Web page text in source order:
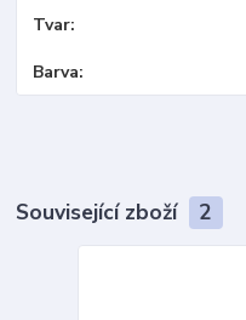
Tvar
Barva
Související zboží 2